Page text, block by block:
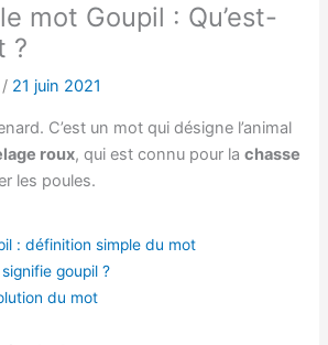
mot Goupil : Qu’est-
?
/ 21 juin 2021
C’est un mot qui désigne l’animal
roux, qui est connu pour lachasse
les poules.
: définition simple du mot
goupil ?
du mot